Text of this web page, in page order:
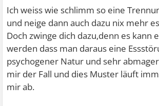
Ich weiss wie schlimm so eine
und neige dann auch dazu nix mehr
Doch zwinge dich dazu,denn es kann
werden dass man daraus eine
psychogener Natur und sehr
mir der Fall und dies Muster läuft
mir ab.